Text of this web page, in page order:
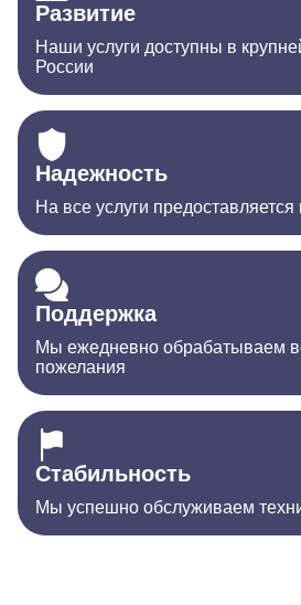
Развитие
Наши услуги доступны в
России
Надежность
На все услуги предоставляется
Поддержка
Мы ежедневно обрабатываем
пожелания
Стабильность
Мы успешно обслуживаем